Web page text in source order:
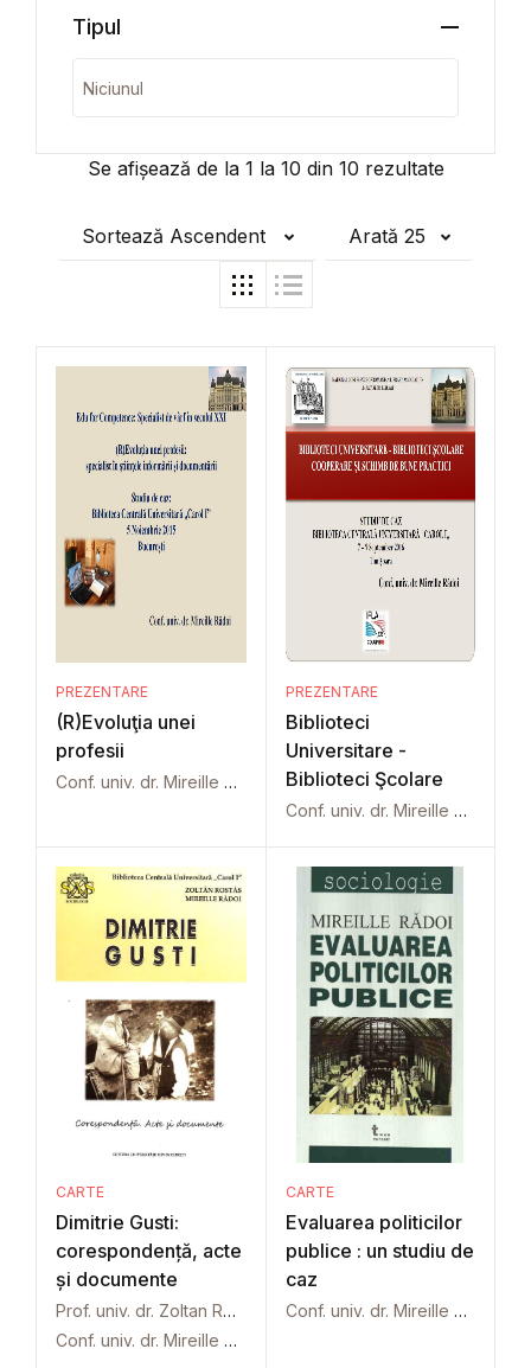
Se afișează de la 1 la 10 din 10 rezultate
Sortează Ascendent Arată 25
PREZENTARE
(R)Evoluţia unei
profesii
Conf. univ. dr. Mireille Rădoi
PREZENTARE
Biblioteci
Universitare -
Biblioteci Şcolare
Conf. univ. dr. Mireille Rădoi
CARTE
Dimitrie Gusti:
corespondență, acte
și documente
Prof. univ. dr. Zoltan Rostas
Conf. univ. dr. Mireille Rădoi
CARTE
Evaluarea politicilor
publice : un studiu de
caz
Conf. univ. dr. Mireille Rădoi
Tipul